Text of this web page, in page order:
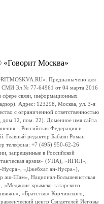
Москва»
Предназначено для
СМИ Эл № 77-64961 от 04 марта 2016
связи, информационных
Адрес: 123298, Москва, ул. 3-я
с ограниченной ответственностью
12, пом. 22). Доменное имя сайта
– Российская Федерация и
Главный редактор Бабаян Роман
телефона: +7 (495) 950-62-26
запрещенные в Российской
армия» (УПА), «ИГИЛ»,
«Джебхат ан-Нусра»),
аш-Шам», Национал-Большевистская
крымско-татарского
«Братство» Корчинского,
центр Свидетелей Иеговы